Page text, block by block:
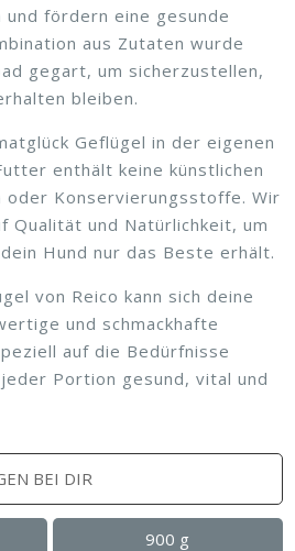
fördern eine gesunde
aus Zutaten wurde
gegart, um sicherzustellen,
bleiben.
Geflügel in der eigenen
enthält keine künstlichen
oder Konservierungsstoffe. Wir
Qualität und Natürlichkeit, um
Hund nur das Beste erhält.
von Reico kann sich deine
und schmackhafte
auf die Bedürfnisse
Portion gesund, vital und
BEI DIR
900 g